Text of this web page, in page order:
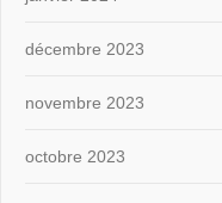
décembre 2023
novembre 2023
octobre 2023